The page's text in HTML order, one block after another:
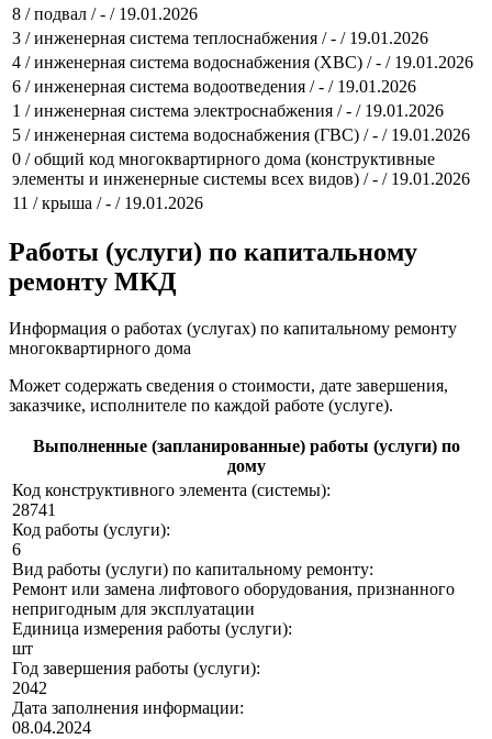
8 / подвал / - / 19.01.2026
3 / инженерная система теплоснабжения / - / 19.01.2026
4 / инженерная система водоснабжения (ХВС) / - / 19.01.2026
6 / инженерная система водоотведения / - / 19.01.2026
1 / инженерная система электроснабжения / - / 19.01.2026
5 / инженерная система водоснабжения (ГВС) / - / 19.01.2026
0 / общий код многоквартирного дома (конструктивные
элементы и инженерные системы всех видов) / - / 19.01.2026
11 / крыша / - / 19.01.2026
Работы (услуги) по капитальному
ремонту МКД
Информация о работах (услугах) по капитальному ремонту
многоквартирного дома
Может содержать сведения о стоимости, дате завершения,
заказчике, исполнителе по каждой работе (услуге).
Выполненные (запланированные) работы (услуги) по
дому
Код конструктивного элемента (системы):
28741
Код работы (услуги):
6
Вид работы (услуги) по капитальному ремонту:
Ремонт или замена лифтового оборудования, признанного
непригодным для эксплуатации
Единица измерения работы (услуги):
шт
Год завершения работы (услуги):
2042
Дата заполнения информации:
08.04.2024